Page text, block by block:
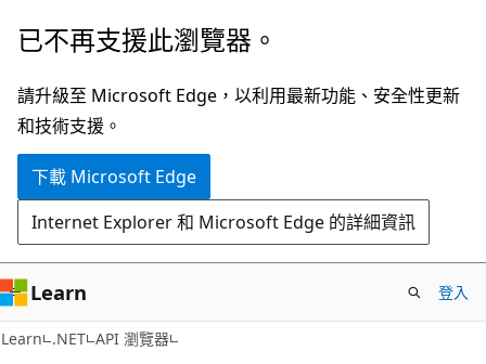
跳
主
要
內
跳
頁
面
內
覽
已不再支援此瀏覽器。
請升級至 Microsoft Edge，以利用最新功能、安全性更新
和技術支援。
下載 Microsoft Edge
Internet Explorer 和 Microsoft Edge 的詳細資訊
Learn 登入
Learn .NET API 瀏覽器